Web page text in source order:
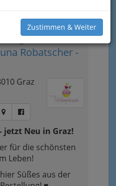
Zustimmen & Weiter
1
-
Robatscher -
Graz
jetzt Neu in Graz!
für die schönsten
Leben!
Süßes aus der